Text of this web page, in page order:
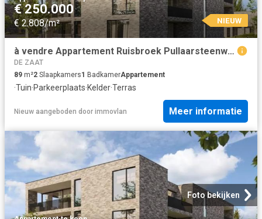
€ 250.000
€ 2.808/m² NIEUW
à vendre Appartement Ruisbroek Pullaarsteenweg
DE ZAAT
89 m²2 Slaapkamers1 BadkamerAppartement
·Tuin·Parkeerplaats·Kelder·Terras
Nieuw aangeboden door immovlan Meer informatie
Foto bekijken